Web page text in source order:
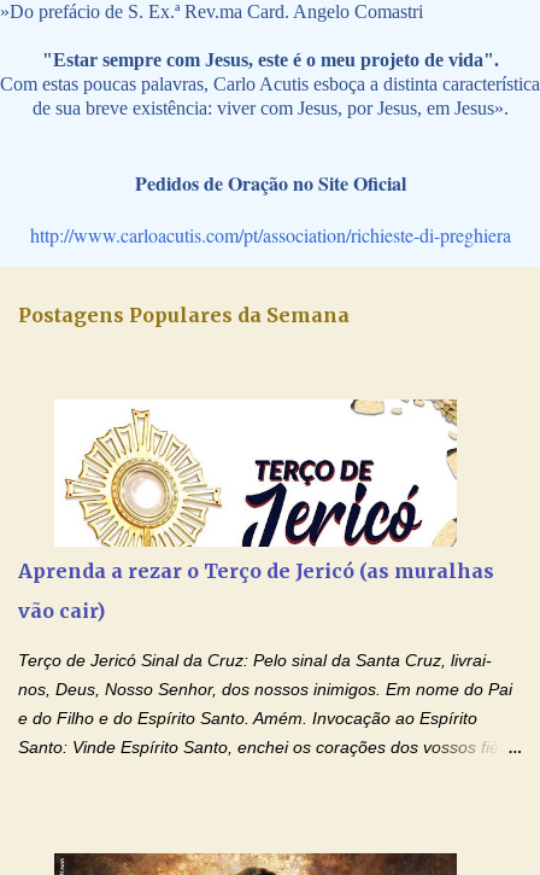
»Do prefácio de S. Ex.ª Rev.ma Card. Angelo Comastri
"Estar sempre com Jesus, este é o meu projeto de vida".
Com estas poucas palavras, Carlo Acutis esboça a distinta característica
de sua breve existência: viver com Jesus, por Jesus, em Jesus».
Pedidos de Oração no Site Oficial
http://www.carloacutis.com/pt/association/richieste-di-preghiera
Postagens Populares da Semana
Aprenda a rezar o Terço de Jericó (as muralhas
vão cair)
Terço de Jericó Sinal da Cruz: Pelo sinal da Santa Cruz, livrai-
nos, Deus, Nosso Senhor, dos nossos inimigos. Em nome do Pai
e do Filho e do Espírito Santo. Amém. Invocação ao Espírito
Santo: Vinde Espírito Santo, enchei os corações dos vossos fiéis
Santo, fazei que apreciemos retamente todas as coisas segundo